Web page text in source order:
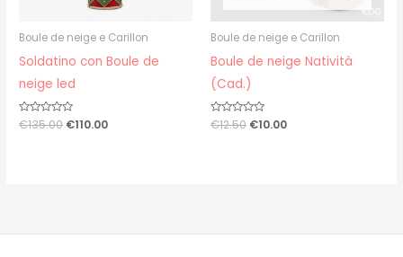
Boule de neige e Carillon
Soldatino con Boule de
neige led
Valutato
0
€135.00 €110.00
Boule de neige e Carillon
Boule de neige Natività
(Cad.)
Valutato
0
€12.50 €10.00